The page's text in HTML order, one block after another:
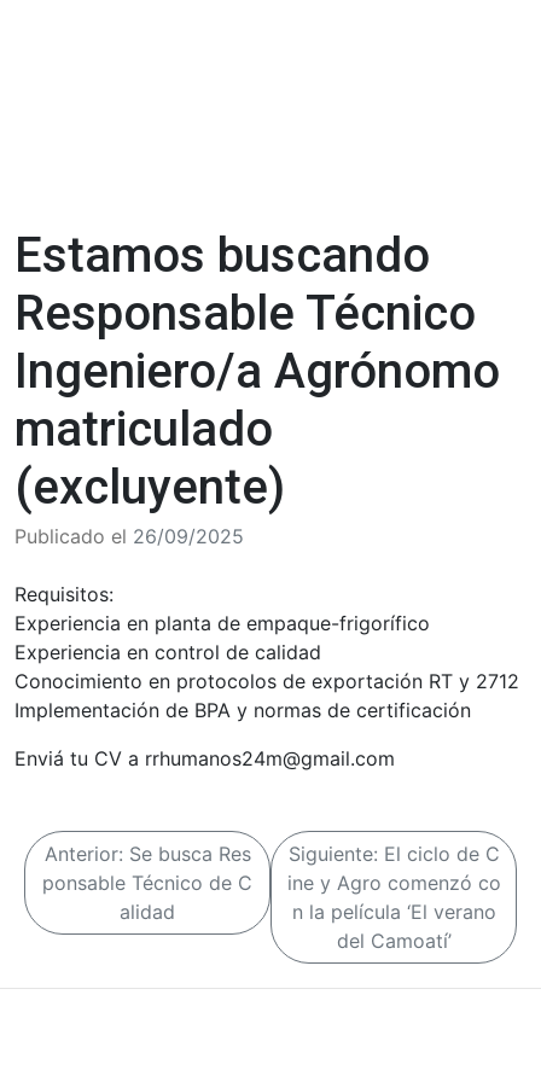
Estamos buscando
Responsable Técnico
Ingeniero/a Agrónomo
matriculado
(excluyente)
Publicado el 26/09/2025
Requisitos:
Experiencia en planta de empaque-frigorífico
Experiencia en control de calidad
Conocimiento en protocolos de exportación RT y 2712
Implementación de BPA y normas de certificación
Enviá tu CV a rrhumanos24m@gmail.com
N
v
g
Anterior: Se busca Res
ponsable Técnico de C
alidad
Siguiente: El ciclo de C
ine y Agro comenzó co
n la película ‘El verano
del Camoatí’